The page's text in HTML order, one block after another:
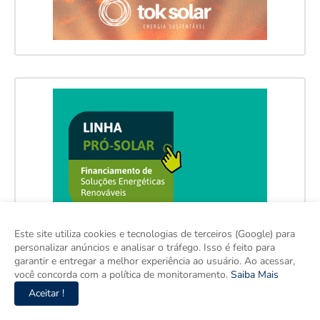
Este site utiliza cookies e tecnologias de terceiros (Google) para
personalizar anúncios e analisar o tráfego. Isso é feito para
garantir e entregar a melhor experiência ao usuário. Ao acessar,
você concorda com a política de monitoramento. Saiba Mais
Aceitar !